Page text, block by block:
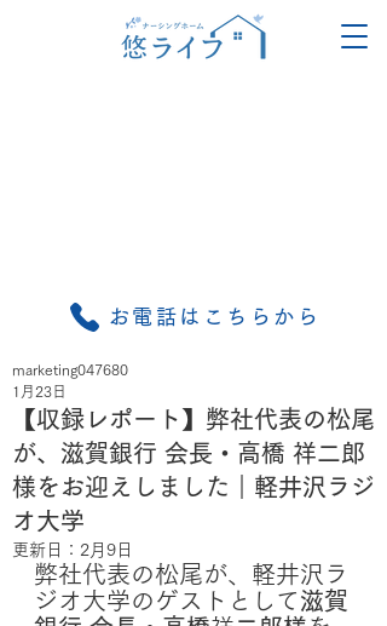
お電話はこちらから
【収録レポート】弊社代表の松尾
が、滋賀銀行 会長・高橋 祥二郎
様をお迎えしました｜軽井沢ラジ
オ大学
marketing047680
1月23日
更新日： 2月9日
弊社代表の松尾が、軽井沢ラ
ジオ大学のゲストとして 滋賀